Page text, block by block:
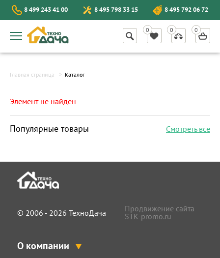
8 499 243 41 00 8 495 798 33 15 8 495 792 06 72
Главная страница Каталог
Элемент не найден
Популярные товары Смотреть все
© 2006 - 2026 ТехноДача
Продвижение сайта
STK-promo.ru
О компании